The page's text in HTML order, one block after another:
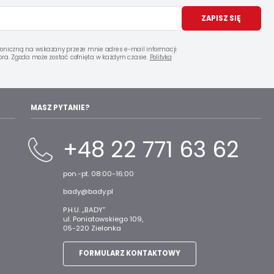
ZAPISZ SIĘ
na wskazany przeze mnie adres e-mail informacji
Zgoda może zostać cofnięta w każdym czasie. Polityka
MASZ PYTANIE?
+48 22 771 63 62
pon.-pt. 08:00-16:00
bady@bady.pl
P.H.U. „BADY”
ul. Poniatowskiego 109,
05-220 Zielonka
FORMULARZ KONTAKTOWY